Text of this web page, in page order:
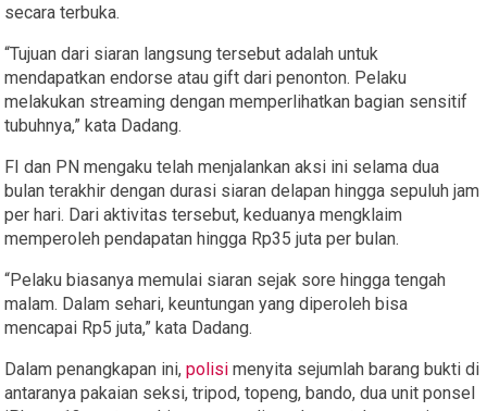
secara terbuka.
“Tujuan dari siaran langsung tersebut adalah untuk
mendapatkan endorse atau gift dari penonton. Pelaku
melakukan streaming dengan memperlihatkan bagian sensitif
tubuhnya,” kata Dadang.
FI dan PN mengaku telah menjalankan aksi ini selama dua
bulan terakhir dengan durasi siaran delapan hingga sepuluh jam
per hari. Dari aktivitas tersebut, keduanya mengklaim
memperoleh pendapatan hingga Rp35 juta per bulan.
“Pelaku biasanya memulai siaran sejak sore hingga tengah
malam. Dalam sehari, keuntungan yang diperoleh bisa
mencapai Rp5 juta,” kata Dadang.
Dalam penangkapan ini,polisi menyita sejumlah barang bukti di
antaranya pakaian seksi, tripod, topeng, bando, dua unit ponsel